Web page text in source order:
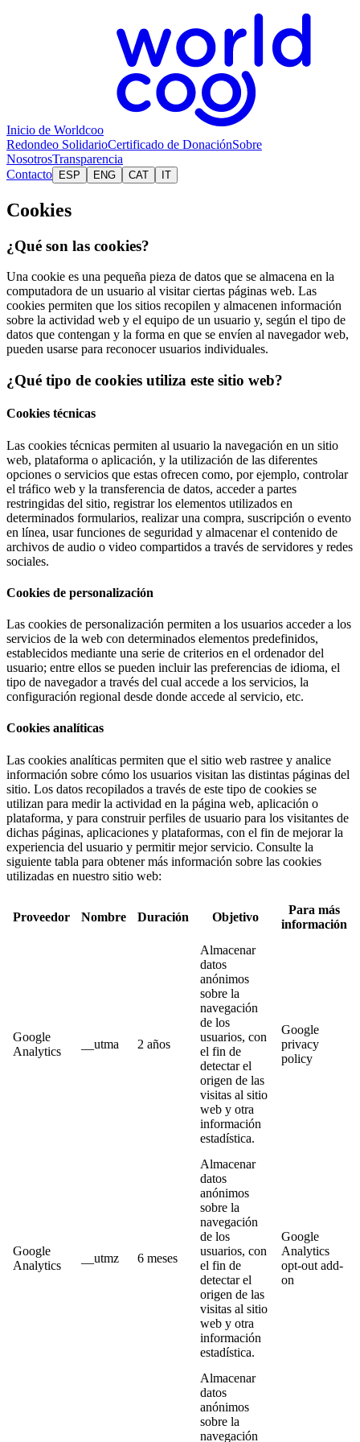
Inicio de Worldcoo
Redondeo SolidarioCertificado de DonaciónSobre
NosotrosTransparencia
Contacto
ESP ENG CAT IT
Cookies
¿Qué son las cookies?
Una cookie es una pequeña pieza de datos que se almacena en la
computadora de un usuario al visitar ciertas páginas web. Las
cookies permiten que los sitios recopilen y almacenen información
sobre la actividad web y el equipo de un usuario y, según el tipo de
datos que contengan y la forma en que se envíen al navegador web,
pueden usarse para reconocer usuarios individuales.
¿Qué tipo de cookies utiliza este sitio web?
Cookies técnicas
Las cookies técnicas permiten al usuario la navegación en un sitio
web, plataforma o aplicación, y la utilización de las diferentes
opciones o servicios que estas ofrecen como, por ejemplo, controlar
el tráfico web y la transferencia de datos, acceder a partes
restringidas del sitio, registrar los elementos utilizados en
determinados formularios, realizar una compra, suscripción o evento
en línea, usar funciones de seguridad y almacenar el contenido de
archivos de audio o video compartidos a través de servidores y redes
sociales.
Cookies de personalización
Las cookies de personalización permiten a los usuarios acceder a los
servicios de la web con determinados elementos predefinidos,
establecidos mediante una serie de criterios en el ordenador del
usuario; entre ellos se pueden incluir las preferencias de idioma, el
tipo de navegador a través del cual accede a los servicios, la
configuración regional desde donde accede al servicio, etc.
Cookies analíticas
Las cookies analíticas permiten que el sitio web rastree y analice
información sobre cómo los usuarios visitan las distintas páginas del
sitio. Los datos recopilados a través de este tipo de cookies se
utilizan para medir la actividad en la página web, aplicación o
plataforma, y para construir perfiles de usuario para los visitantes de
dichas páginas, aplicaciones y plataformas, con el fin de mejorar la
experiencia del usuario y permitir mejor servicio. Consulte la
siguiente tabla para obtener más información sobre las cookies
utilizadas en nuestro sitio web:
Proveedor Nombre Duración Objetivo
Para más
información
Google
Analytics
__utma 2 años
Almacenar
datos
anónimos
sobre la
navegación
de los
usuarios, con
el fin de
detectar el
origen de las
visitas al sitio
web y otra
información
estadística.
Google
privacy
policy
Google
Analytics
__utmz 6 meses
Almacenar
datos
anónimos
sobre la
navegación
de los
usuarios, con
el fin de
detectar el
origen de las
visitas al sitio
web y otra
información
estadística.
Google
Analytics
opt-out add-
on
Almacenar
datos
anónimos
sobre la
navegación